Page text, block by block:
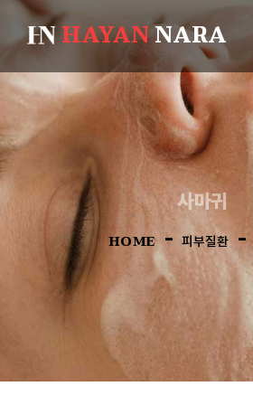
HAYANNARA
사마귀
HOME- 피부질환-